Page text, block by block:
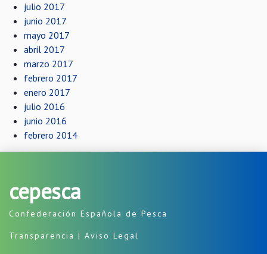
julio 2017
junio 2017
mayo 2017
abril 2017
marzo 2017
febrero 2017
enero 2017
julio 2016
junio 2016
febrero 2014
cepesca
Confederación Española de Pesca
Transparencia | Aviso Legal